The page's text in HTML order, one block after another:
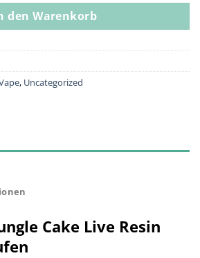
den Warenkorb
, Uncategorized
Cake Live Resin